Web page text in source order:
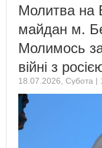
Молитва на
майдан м.
Молимось
війні з
18.07.2026, Субота |